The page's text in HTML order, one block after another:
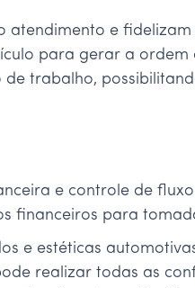
e fidelizam
para gerar a ordem
trabalho,
e controle de
financeiros para
e estéticas
realizar todas as